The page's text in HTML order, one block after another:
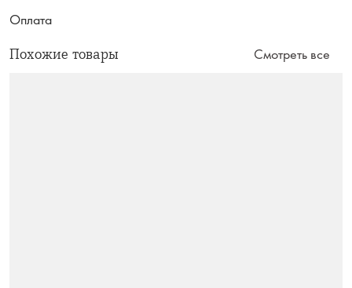
Оплата
Похожие товары Смотреть все